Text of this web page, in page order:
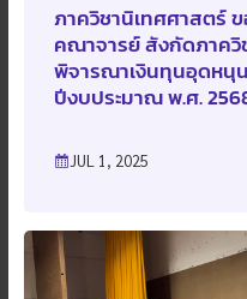
ภาควิชานิเทศศาสตร์
คณาจารย์ สังกัดภาควิ
พิจารณาเงินทุนอุดหนุ
ปีงบประมาณ พ.ศ.
JUL 1, 2025